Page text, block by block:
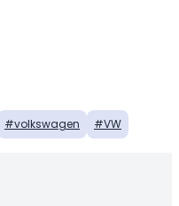
volkswagen VW